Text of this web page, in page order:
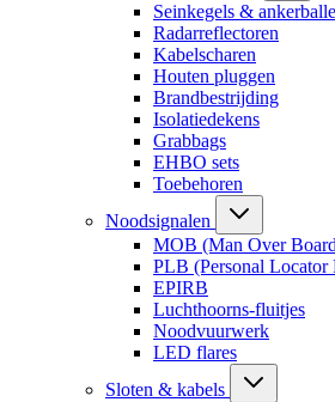
Seinkegels &
Radarreflectoren
Kabelscharen
Houten pluggen
Brandbestrijding
Isolatiedekens
Grabbags
EHBO sets
Toebehoren
Noodsignalen
MOB (Man Over
PLB (Personal Locator
EPIRB
Luchthoorns-fluitjes
Noodvuurwerk
LED flares
Sloten & kabels